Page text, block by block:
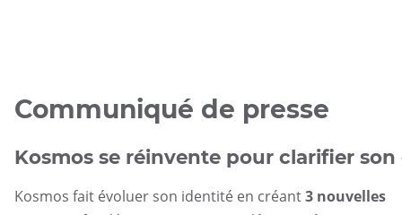
Communiqué de presse
Kosmos se réinvente pour clarifier son
Kosmos fait évoluer son identité en créant3 nouvelles